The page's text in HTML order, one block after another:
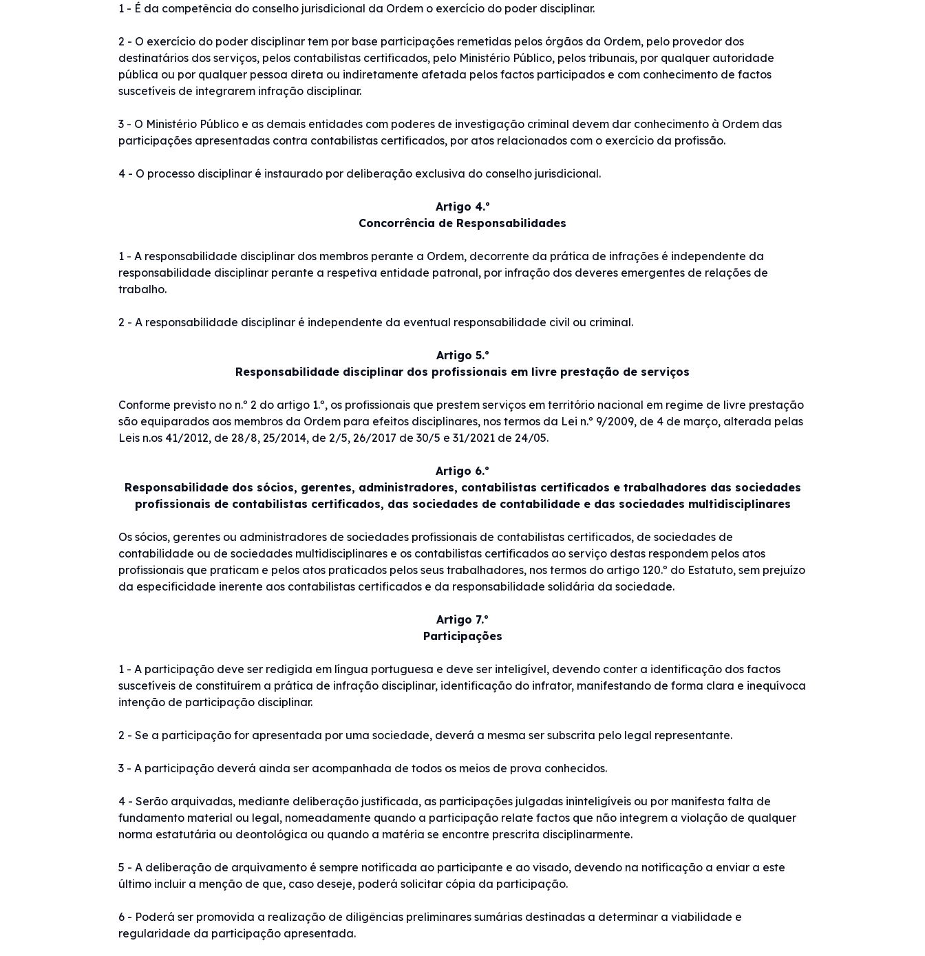
1 - É da competência do conselho jurisdicional da Ordem o exercício do poder disciplinar.
2 - O exercício do poder disciplinar tem por base participações remetidas pelos órgãos da Ordem, pelo provedor dos
destinatários dos serviços, pelos contabilistas certificados, pelo Ministério Público, pelos tribunais, por qualquer autoridade
pública ou por qualquer pessoa direta ou indiretamente afetada pelos factos participados e com conhecimento de factos
suscetíveis de integrarem infração disciplinar.
3 - O Ministério Público e as demais entidades com poderes de investigação criminal devem dar conhecimento à Ordem das
participações apresentadas contra contabilistas certificados, por atos relacionados com o exercício da profissão.
4 - O processo disciplinar é instaurado por deliberação exclusiva do conselho jurisdicional.
Artigo 4.º
Concorrência de Responsabilidades
1 - A responsabilidade disciplinar dos membros perante a Ordem, decorrente da prática de infrações é independente da
responsabilidade disciplinar perante a respetiva entidade patronal, por infração dos deveres emergentes de relações de
trabalho.
2 - A responsabilidade disciplinar é independente da eventual responsabilidade civil ou criminal.
Artigo 5.º
Responsabilidade disciplinar dos profissionais em livre prestação de serviços
Conforme previsto no n.º 2 do artigo 1.º, os profissionais que prestem serviços em território nacional em regime de livre prestação
são equiparados aos membros da Ordem para efeitos disciplinares, nos termos da Lei n.º 9/2009, de 4 de março, alterada pelas
Leis n.os 41/2012, de 28/8, 25/2014, de 2/5, 26/2017 de 30/5 e 31/2021 de 24/05.
Artigo 6.º
Responsabilidade dos sócios, gerentes, administradores, contabilistas certificados e trabalhadores das sociedades
profissionais de contabilistas certificados, das sociedades de contabilidade e das sociedades multidisciplinares
Os sócios, gerentes ou administradores de sociedades profissionais de contabilistas certificados, de sociedades de
contabilidade ou de sociedades multidisciplinares e os contabilistas certificados ao serviço destas respondem pelos atos
profissionais que praticam e pelos atos praticados pelos seus trabalhadores, nos termos do artigo 120.º do Estatuto, sem prejuízo
da especificidade inerente aos contabilistas certificados e da responsabilidade solidária da sociedade.
Artigo 7.º
Participações
1 - A participação deve ser redigida em língua portuguesa e deve ser inteligível, devendo conter a identificação dos factos
suscetíveis de constituírem a prática de infração disciplinar, identificação do infrator, manifestando de forma clara e inequívoca
intenção de participação disciplinar.
2 - Se a participação for apresentada por uma sociedade, deverá a mesma ser subscrita pelo legal representante.
3 - A participação deverá ainda ser acompanhada de todos os meios de prova conhecidos.
4 - Serão arquivadas, mediante deliberação justificada, as participações julgadas ininteligíveis ou por manifesta falta de
fundamento material ou legal, nomeadamente quando a participação relate factos que não integrem a violação de qualquer
norma estatutária ou deontológica ou quando a matéria se encontre prescrita disciplinarmente.
5 - A deliberação de arquivamento é sempre notificada ao participante e ao visado, devendo na notificação a enviar a este
último incluir a menção de que, caso deseje, poderá solicitar cópia da participação.
6 - Poderá ser promovida a realização de diligências preliminares sumárias destinadas a determinar a viabilidade e
regularidade da participação apresentada.